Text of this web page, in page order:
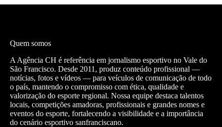
Quem somos
A Agência CH é referência em jornalismo esportivo no Vale do
São Francisco. Desde 2011, produz conteúdo profissional —
notícias, fotos e vídeos — para veículos de comunicação de todo
o país, mantendo o compromisso com ética, qualidade e
valorização do esporte regional. Nossa equipe destaca talentos
locais, competições amadoras, profissionais e grandes nomes e
eventos do esporte, fortalecendo a visibilidade e a importância
do cenário esportivo sanfranciscano.